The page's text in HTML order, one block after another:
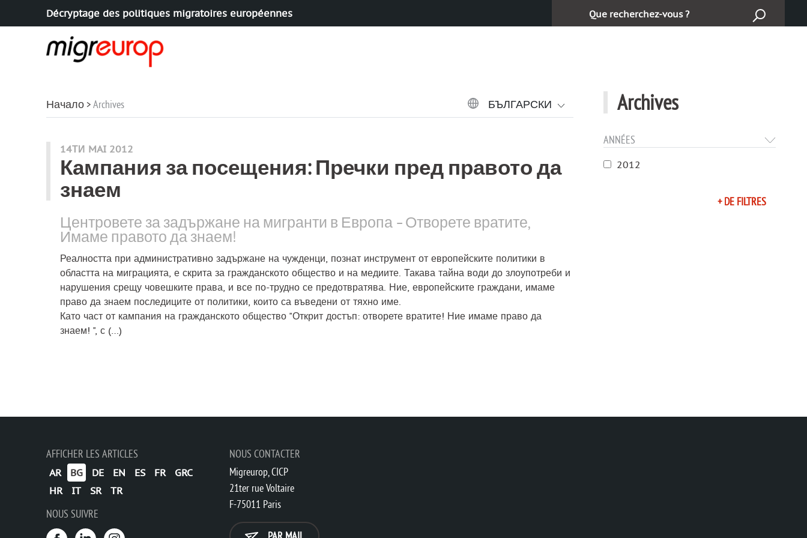
Aller à la navigation
Aller au contenu
Décryptage des politiques migratoires européennes Търсене:
Archives
ANNÉES
2012
+ DE FILTRES
Начало Archives БЪЛГАРСКИ
Статии от рубриката
14ТИ MAI 2012
Кампания за посещения: Пречки пред правото да
знаем
Центровете за задържане на мигранти в Европа – Отворете вратите,
Имаме правото да знаем!
Реалността при административно задържане на чужденци, познат инструмент от европейските политики в
областта на миграцията, е скрита за гражданското общество и на медиите. Такава тайна води до злоупотреби и
нарушения срещу човешките права, и все по-трудно се предотвратява. Ние, европейските граждани, имаме
право да знаем последиците от политики, които са въведени от тяхно име.
Като част от кампания на гражданското общество "Открит достъп: отворете вратите! Ние имаме право да
знаем! ", с (…)
AFFICHER LES ARTICLES
AR BG DE EN ES FR
GRC
HR
IT SR TR
NOUS CONTACTER
Migreurop, CICP
21ter rue Voltaire
F-75011 Paris
NOUS SUIVRE